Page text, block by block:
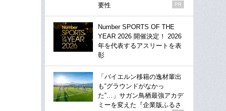
要性
PR
Number SPORTS OF THE
YEAR 2026 開催決定！ 2026
年を代表するアスリートを表
彰
「バイエルン移籍の逸材輩出
も“グラウンドがなかっ
た”…」サガン鳥栖最強アカデ
ミーを変えた『企業版ふるさ